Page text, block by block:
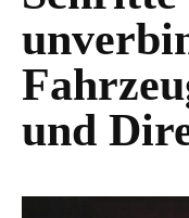
und